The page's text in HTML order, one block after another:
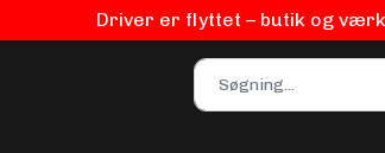
Driver er flyttet – butik og